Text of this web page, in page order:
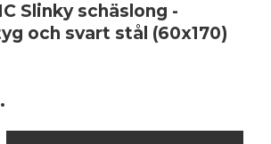
Slinky schäslong -
och svart stål (60x170)